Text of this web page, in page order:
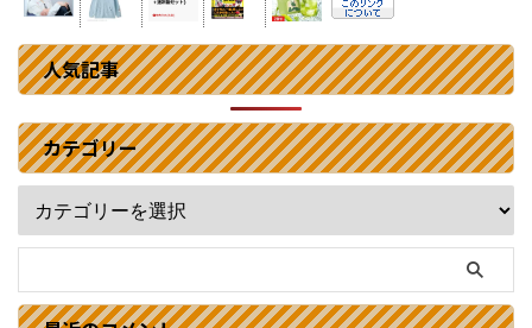
人気記事
カテゴリー